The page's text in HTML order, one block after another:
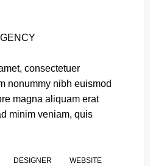
consectetuer
nonummy nibh euismod
magna aliquam erat
minim veniam, quis
DESIGNER WEBSITE